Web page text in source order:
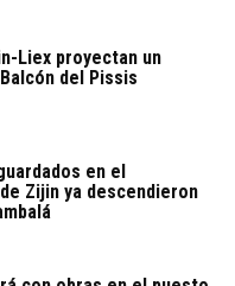
Liex proyectan un
del Pissis
en el
Zijin ya descendieron